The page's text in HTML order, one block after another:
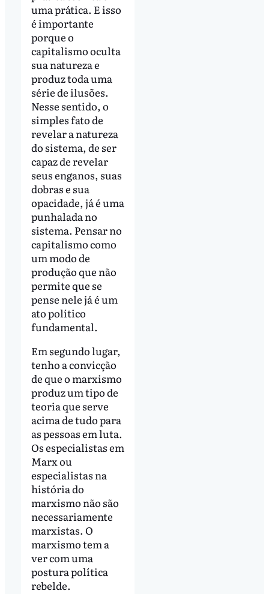
uma prática. E isso
é importante
porque o
capitalismo oculta
sua natureza e
produz toda uma
série de ilusões.
Nesse sentido, o
simples fato de
revelar a natureza
do sistema, de ser
capaz de revelar
seus enganos, suas
dobras e sua
opacidade, já é uma
punhalada no
sistema. Pensar no
capitalismo como
um modo de
produção que não
permite que se
pense nele já é um
ato político
fundamental.
Em segundo lugar,
tenho a convicção
de que o marxismo
produz um tipo de
teoria que serve
acima de tudo para
as pessoas em luta.
Os especialistas em
Marx ou
especialistas na
história do
marxismo não são
necessariamente
marxistas. O
marxismo tem a
ver com uma
postura política
rebelde.